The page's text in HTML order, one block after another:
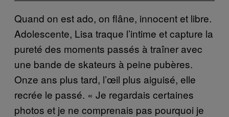
Quand on est ado, on flâne, innocent et libre.
Adolescente, Lisa traque l’intime et capture la
pureté des moments passés à traîner avec
une bande de skateurs à peine pubères.
Onze ans plus tard, l’œil plus aiguisé, elle
recrée le passé. « Je regardais certaines
photos et je ne comprenais pas pourquoi je